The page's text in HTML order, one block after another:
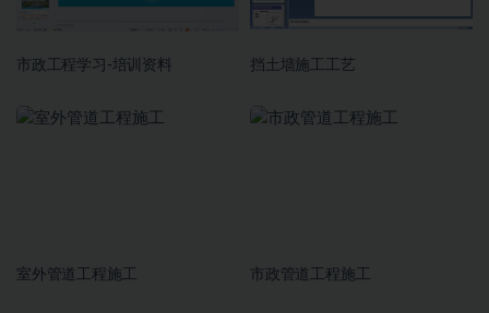
市政工程学习-培训资料 挡土墙施工工艺
室外管道工程施工 市政管道工程施工